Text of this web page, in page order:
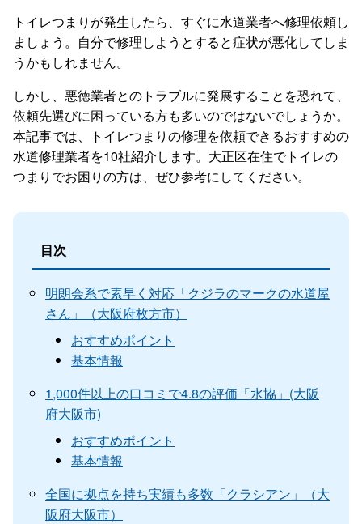
トイレつまりが発生したら、すぐに水道業者へ修理依頼し
ましょう。自分で修理しようとすると症状が悪化してしま
うかもしれません。
しかし、悪徳業者とのトラブルに発展することを恐れて、
依頼先選びに困っている方も多いのではないでしょうか。
本記事では、トイレつまりの修理を依頼できるおすすめの
水道修理業者を10社紹介します。大正区在住でトイレの
つまりでお困りの方は、ぜひ参考にしてください。
目次
明朗会系で素早く対応「クジラのマークの水道屋
さん」（大阪府枚方市）
おすすめポイント
基本情報
1,000件以上の口コミで4.8の評価「水協」(大阪
府大阪市)
おすすめポイント
基本情報
全国に拠点を持ち実績も多数「クラシアン」（大
阪府大阪市）